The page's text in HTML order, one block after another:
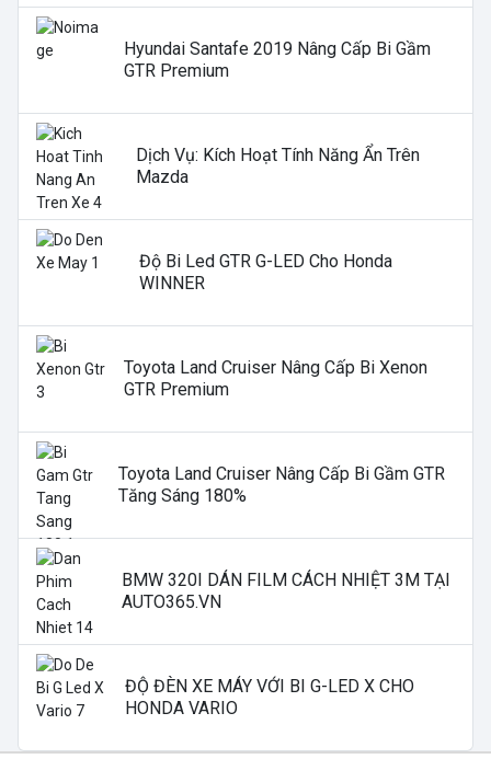
Hyundai Santafe 2019 Nâng Cấp Bi Gầm
GTR Premium
Dịch Vụ: Kích Hoạt Tính Năng Ẩn Trên
Mazda
Độ Bi Led GTR G-LED Cho Honda
WINNER
Toyota Land Cruiser Nâng Cấp Bi Xenon
GTR Premium
Toyota Land Cruiser Nâng Cấp Bi Gầm GTR
Tăng Sáng 180%
BMW 320I DÁN FILM CÁCH NHIỆT 3M TẠI
AUTO365.VN
ĐỘ ĐÈN XE MÁY VỚI BI G-LED X CHO
HONDA VARIO